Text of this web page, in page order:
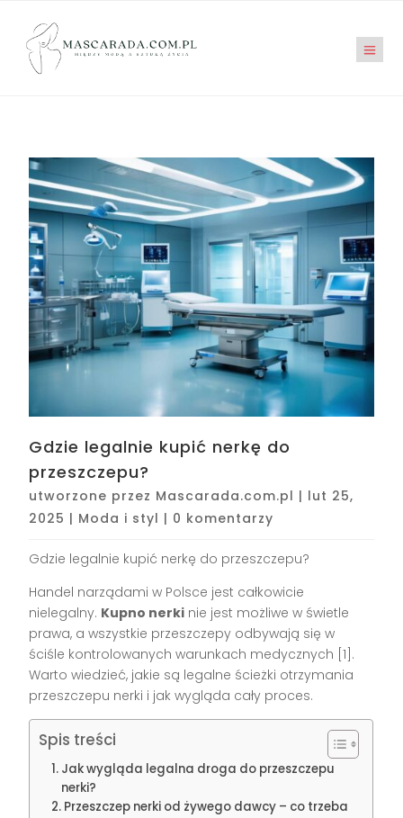
Gdzie legalnie kupić nerkę do
przeszczepu?
utworzone przez Mascarada.com.pl | lut 25,
2025 | Moda i styl | 0 komentarzy
Gdzie legalnie kupić nerkę do przeszczepu?
Handel narządami w Polsce jest całkowicie
nielegalny. Kupno nerki nie jest możliwe w świetle
prawa, a wszystkie przeszczepy odbywają się w
ściśle kontrolowanych warunkach medycznych [1].
Warto wiedzieć, jakie są legalne ścieżki otrzymania
przeszczepu nerki i jak wygląda cały proces.
Spis treści
Jak wygląda legalna droga do przeszczepu
nerki?
Przeszczep nerki od żywego dawcy – co trzeba